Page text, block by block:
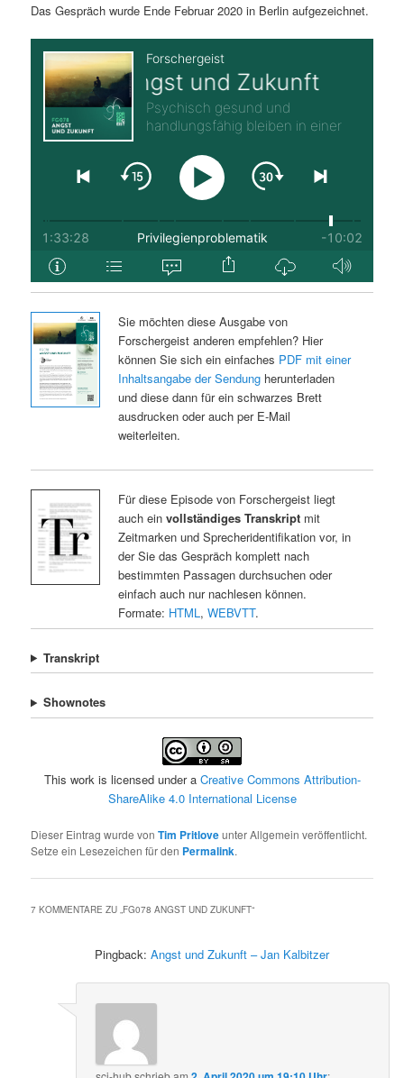
Das Gespräch wurde Ende Februar 2020 in Berlin aufgezeichnet.
Sie möchten diese Ausgabe von
Forschergeist anderen empfehlen? Hier
können Sie sich ein einfaches PDF mit einer
Inhaltsangabe der Sendungherunterladen
und diese dann für ein schwarzes Brett
ausdrucken oder auch per E-Mail
weiterleiten.
Für diese Episode von Forschergeist liegt
auch ein vollständiges Transkriptmit
Zeitmarken und Sprecheridentifikation vor, in
der Sie das Gespräch komplett nach
bestimmten Passagen durchsuchen oder
einfach auch nur nachlesen können.
Formate: HTML, WEBVTT.
Transkript
Shownotes
This work is licensed under a Creative Commons Attribution-
ShareAlike 4.0 International License
Dieser Eintrag wurde vonTim Pritloveunter Allgemein veröffentlicht.
Setze ein Lesezeichen für den Permalink.
7 KOMMENTARE ZU „FG078 ANGST UND ZUKUNFT“
Pingback:Angst und Zukunft – Jan Kalbitzer